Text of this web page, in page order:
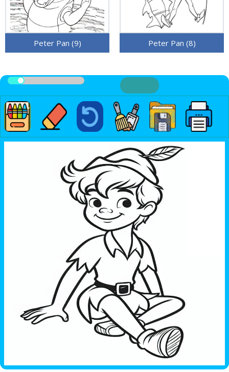
Peter Pan (9) Peter Pan (8)